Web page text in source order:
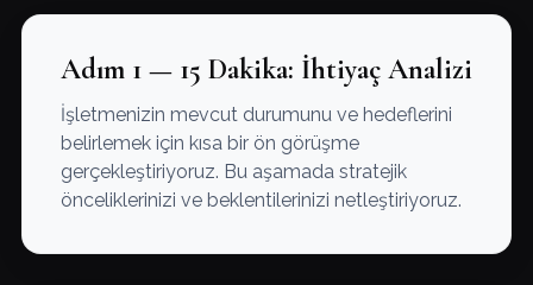
Adım 1 — 15 Dakika: İhtiyaç Analizi
İşletmenizin mevcut durumunu ve hedeflerini
belirlemek için kısa bir ön görüşme
gerçekleştiriyoruz. Bu aşamada stratejik
önceliklerinizi ve beklentilerinizi netleştiriyoruz.